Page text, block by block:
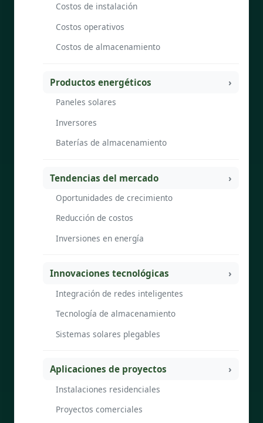
Costos de instalación
Costos operativos
Costos de almacenamiento
Productos energéticos
Paneles solares
Inversores
Baterías de almacenamiento
Tendencias del mercado
Oportunidades de crecimiento
Reducción de costos
Inversiones en energía
Innovaciones tecnológicas
Integración de redes inteligentes
Tecnología de almacenamiento
Sistemas solares plegables
Aplicaciones de proyectos
Instalaciones residenciales
Proyectos comerciales